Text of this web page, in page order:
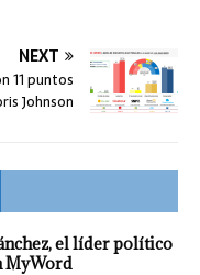
NEXT
11 puntos
Johnson
el líder político
MyWord